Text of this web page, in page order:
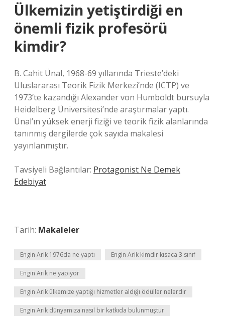
Ülkemizin yetiştirdiği en
önemli fizik profesörü
kimdir?
B. Cahit Ünal, 1968-69 yıllarında Trieste’deki
Uluslararası Teorik Fizik Merkezi’nde (ICTP) ve
1973’te kazandığı Alexander von Humboldt bursuyla
Heidelberg Üniversitesi’nde araştırmalar yaptı.
Ünal’ın yüksek enerji fiziği ve teorik fizik alanlarında
tanınmış dergilerde çok sayıda makalesi
yayınlanmıştır.
Tavsiyeli Bağlantılar: Protagonist Ne Demek
Edebiyat
Tarih: Makaleler
Engin Arik 1976da ne yaptı Engin Arik kimdir kısaca 3 sınıf
Engin Arik ne yapıyor
Engin Arik ülkemize yaptığı hizmetler aldığı ödüller nelerdir
Engin Arık dünyamıza nasıl bir katkıda bulunmuştur